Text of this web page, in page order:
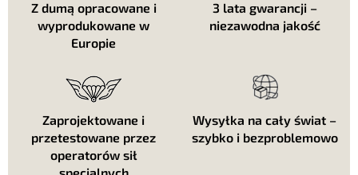
Z dumą opracowane i
wyprodukowane w
Europie
3 lata gwarancji –
niezawodna jakość
Zaprojektowane i
przetestowane przez
operatorów sił
Wysyłka na cały świat –
szybko i bezproblemowo